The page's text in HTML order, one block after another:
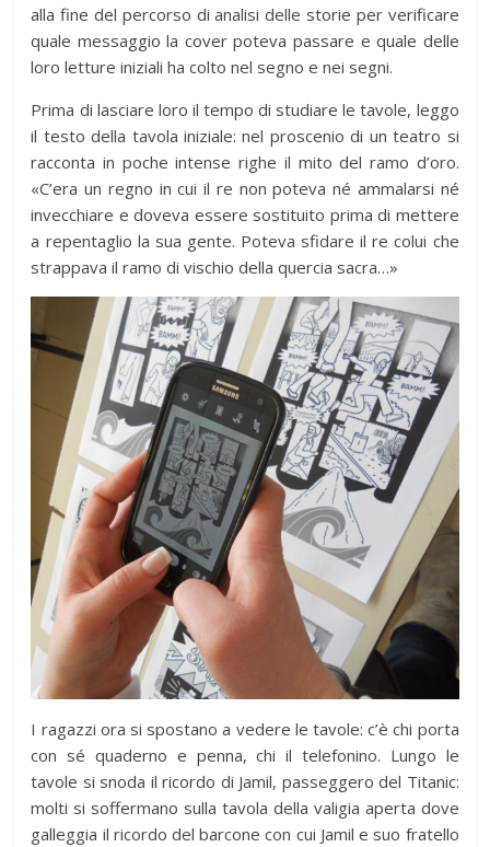
alla fine del percorso di analisi delle storie per verificare
quale messaggio la cover poteva passare e quale delle
loro letture iniziali ha colto nel segno e nei segni.
Prima di lasciare loro il tempo di studiare le tavole, leggo
il testo della tavola iniziale: nel proscenio di un teatro si
racconta in poche intense righe il mito del ramo d’oro.
«C’era un regno in cui il re non poteva né ammalarsi né
invecchiare e doveva essere sostituito prima di mettere
a repentaglio la sua gente. Poteva sfidare il re colui che
strappava il ramo di vischio della quercia sacra…»
I ragazzi ora si spostano a vedere le tavole: c’è chi porta
con sé quaderno e penna, chi il telefonino. Lungo le
tavole si snoda il ricordo di Jamil, passeggero del Titanic:
molti si soffermano sulla tavola della valigia aperta dove
galleggia il ricordo del barcone con cui Jamil e suo fratello